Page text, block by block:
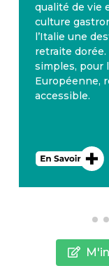
qualité de vie
culture
l’Italie une
retraite
simples, pour
Européenne,
accessible.